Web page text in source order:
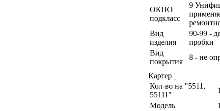
ОКПО
подкласс
9
Вид
изделия
90-99 -
пробки
Вид
покрытия
8 - не
Картер
Кол-во на "5511,
55111"
Модель